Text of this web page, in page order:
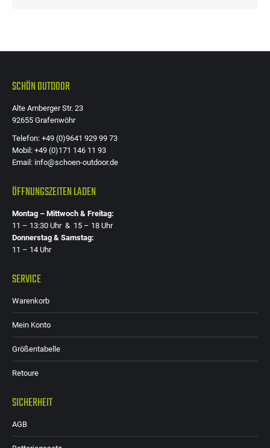
SCHÖN OUTDOOR
Alte Amberger Str. 23
92655 Grafenwöhr
Telefon: +49 (0)9641 929 99 73
Mobil: +49 (0)171 146 11 93
Email: info@schoen-outdoor.de
ÖFFNUNGSZEITEN LADEN
Montag – Mittwoch & Freitag:
11 – 13:30 Uhr & 15 – 18 Uhr
Donnerstag & Samstag:
11 – 14 Uhr
SERVICE
Warenkorb
Mein Konto
Größentabelle
Retoure
SICHERHEIT
AGB